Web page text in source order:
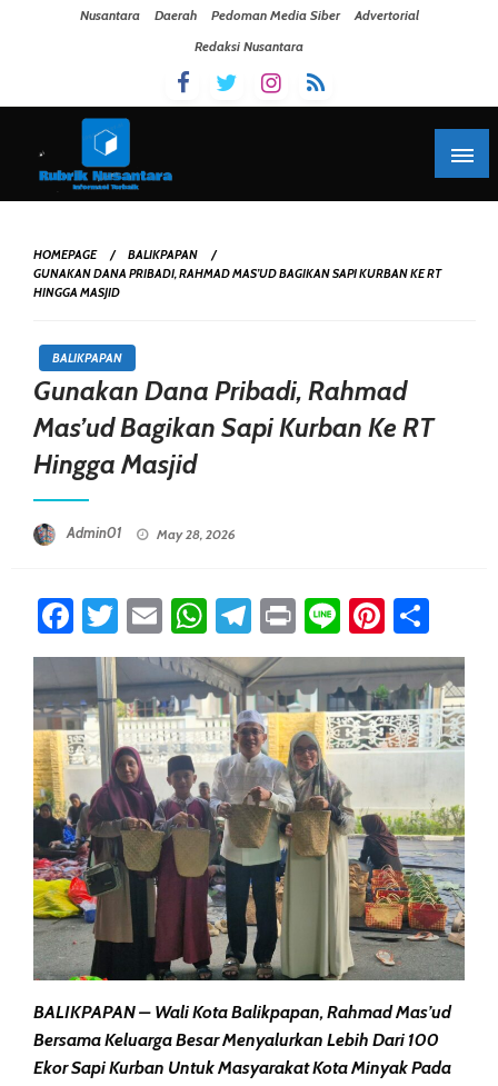
Nusantara Daerah Pedoman Media Siber
Advertorial
Redaksi Nusantara
HOMEPAGE
BALIKPAPAN
GUNAKAN DANA PRIBADI, RAHMAD MAS’UD BAGIKAN SAPI KURBAN KE RT
HINGGA MASJID
BALIKPAPAN
Gunakan Dana Pribadi, Rahmad
Mas’ud Bagikan Sapi Kurban Ke RT
Hingga Masjid
Admin01 May 28, 2026
Facebook
Twitter
EmailWhatsApp
Telegram
PrintLine
BALIKPAPAN – Wali Kota Balikpapan, Rahmad Mas’ud
Bersama Keluarga Besar Menyalurkan Lebih Dari 100
Ekor Sapi Kurban Untuk Masyarakat Kota Minyak Pada